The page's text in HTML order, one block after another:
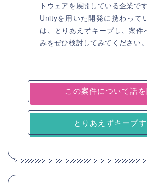
トウェアを展開している企業です
Unityを用いた開発に携わって
は、とりあえずキープし、案件
みをぜひ検討してみてください。
とりあえずキープす